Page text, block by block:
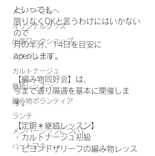
メンバーさんへ
オリジナルグッズ
出張ワークショップ
スケジュール
カルトナージュ
継続レッスン
編み物ボランティア
ランチ
メンバーシップについて
ハートマネー
といっても
限りなくOKと言うわけにはいかない
ので
月の半分、14日を目安に
openします。
【編み物同好会】は、
今まで通り隔週を基本に開催しま
す。
【定期＊継続レッスン】
・カルトナージュ初級
・ビヨンドザリーフの編み物レッス